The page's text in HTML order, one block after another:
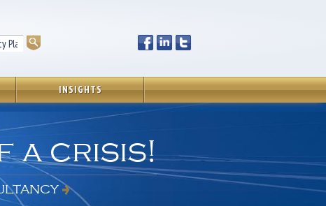
INSIGHTS
a crisis!